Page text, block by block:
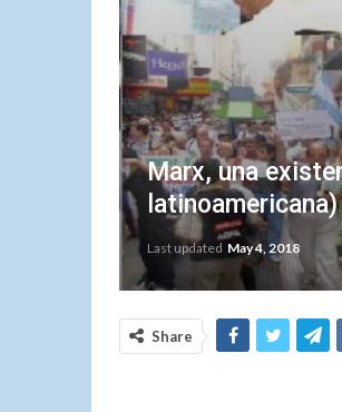
Marx, una
latinoamericana)
Last updated May 4, 2018
Share